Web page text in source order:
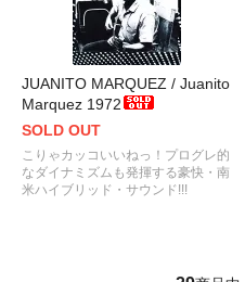
JUANITO MARQUEZ / Juanito
Marquez 1972
SOLD OUT
こりゃカッコいいねっ！プログレ的
なダイナミズムも発揮する豪快・南
米ハイブリッド・サウンド!!!